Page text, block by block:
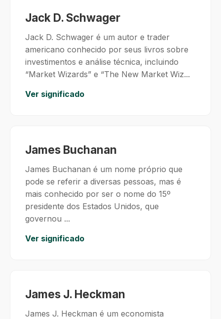
Jack D. Schwager
Jack D. Schwager é um autor e trader
americano conhecido por seus livros sobre
investimentos e análise técnica, incluindo
“Market Wizards” e “The New Market Wiz...
Ver significado
James Buchanan
James Buchanan é um nome próprio que
pode se referir a diversas pessoas, mas é
mais conhecido por ser o nome do 15º
presidente dos Estados Unidos, que
governou ...
Ver significado
James J. Heckman
James J. Heckman é um economista